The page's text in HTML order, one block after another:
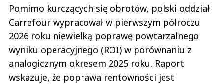
Pomimo kurczących się obrotów, polski oddział
Carrefour wypracował w pierwszym półroczu
2026 roku niewielką poprawę powtarzalnego
wyniku operacyjnego (ROI) w porównaniu z
analogicznym okresem 2025 roku. Raport
wskazuje, że poprawa rentowności jest